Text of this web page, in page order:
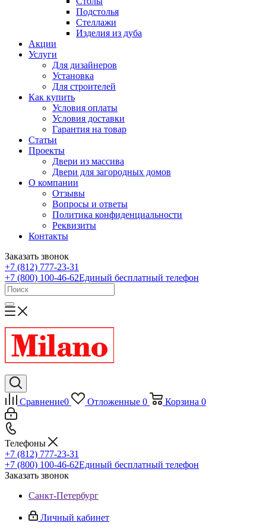
Подстолья
Стеллажи
Изделия из дуба
Акции
Услуги
Для дизайнеров
Установка
Для строителей
Как купить
Условия оплаты
Условия доставки
Гарантия на товар
Статьи
Проекты
Двери из массива
Двери для загородных домов
О компании
Отзывы
Вопросы и ответы
Политика конфиденциальности
Реквизиты
Контакты
Заказать звонок
+7 (812) 777-23-31
+7 (800) 100-46-62Единый бесплатный телефон
Сравнение0 Отложенные 0 Корзина 0
Телефоны
+7 (812) 777-23-31
+7 (800) 100-46-62Единый бесплатный телефон
Заказать звонок
Санкт-Петербург
Личный кабинет